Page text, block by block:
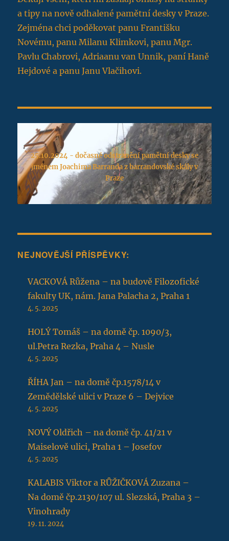
a tipy na nově odhalené pamětní desky v Praze.
Zejména chci poděkovat panu Františku
Novému, panu Milanu Klimkovi, panu Mgr.
Pavlu Chabrovi, Adriaanu van Unnik, paní Haně
Hejdové a panu Janu Vlačihovi.
25.10.2024 - dočasné odstranění pamětní desky se
jménem Joachima Barranda z barrandovské skály v
Praze
NEJNOVĚJŠÍ PŘÍSPĚVKY:
VACKOVÁ Růžena – na budově Filozofické
fakulty UK, nám. Jana Palacha 2, Praha 1
4. 5. 2025
HOLÝ Tomáš – na domě čp. 1090/3,
ul.Petra Rezka, Praha 4 – Nusle
4. 5. 2025
ŘÍHA Jan – na domě čp.1578/14 v
Zemědělské ulici v Praze 6 – Dejvice
4. 5. 2025
NOVÝ Oldřich – na domě čp. 41/21 v
Maiselově ulici, Praha 1 – Josefov
4. 5. 2025
KALABIS Viktor a RŮŽIČKOVÁ Zuzana –
Na domě čp.2130/107 ul. Slezská, Praha 3 –
Vinohrady
19. 11. 2024